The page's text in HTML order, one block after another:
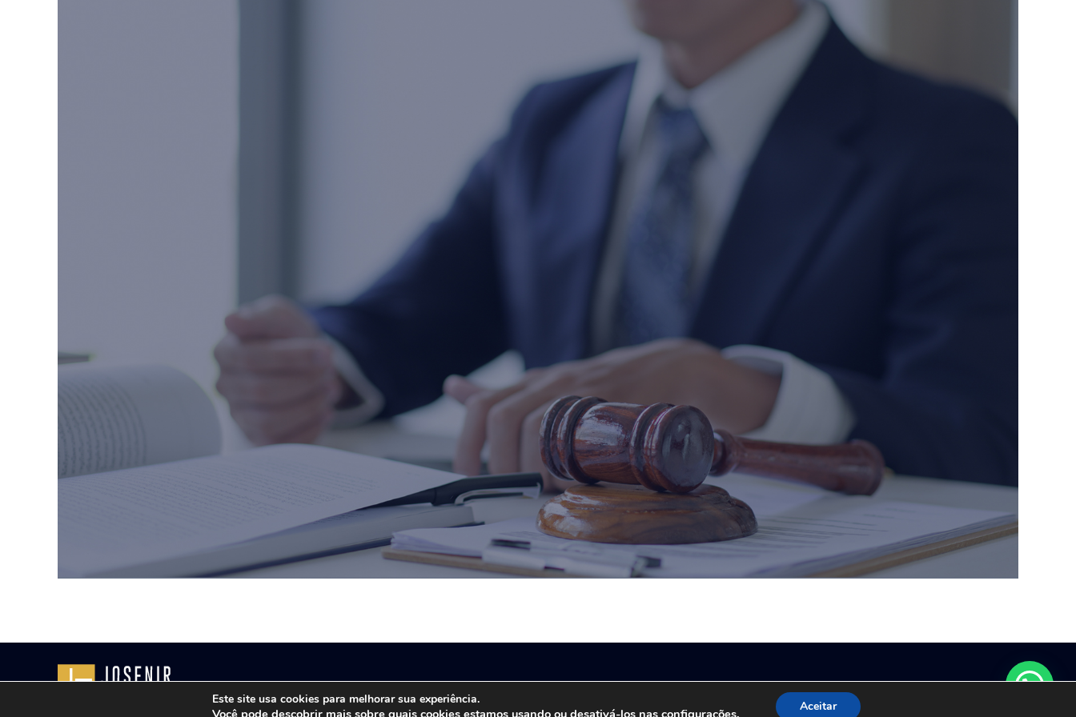
Copyright © 2021 - Josenir Teixeira Advocacia. Todos os direitos reservados. Site desenvolvido porID7 Studio.
Este site usa cookies para melhorar sua experiência.
Você pode descobrir mais sobre quais cookies estamos usando ou desativá-los nasconfigurações. Aceitar